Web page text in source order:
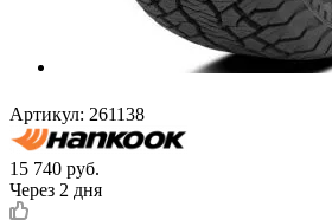
Артикул: 261138
15 740 руб.
Через 2 дня